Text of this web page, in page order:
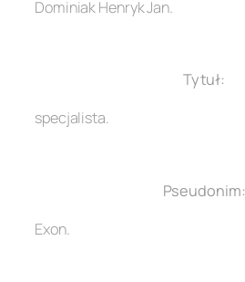
Dominiak Henryk Jan.
Tytuł:
specjalista.
Pseudonim:
Exon.